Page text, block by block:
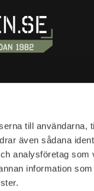
till användarna,
även sådana
analysföretag som
information
Terms and conditions
Customer service
Shipping & delivery
Complaint and return
Return waybill